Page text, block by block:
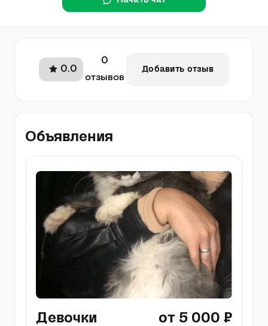
0.0
0
отзывов
Добавить отзыв
Объявления
Девочки от 5 000 ₽